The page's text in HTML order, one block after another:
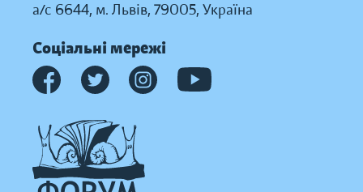
а/с 6644, м. Львів, 79005, Україна
Соціальні мережі